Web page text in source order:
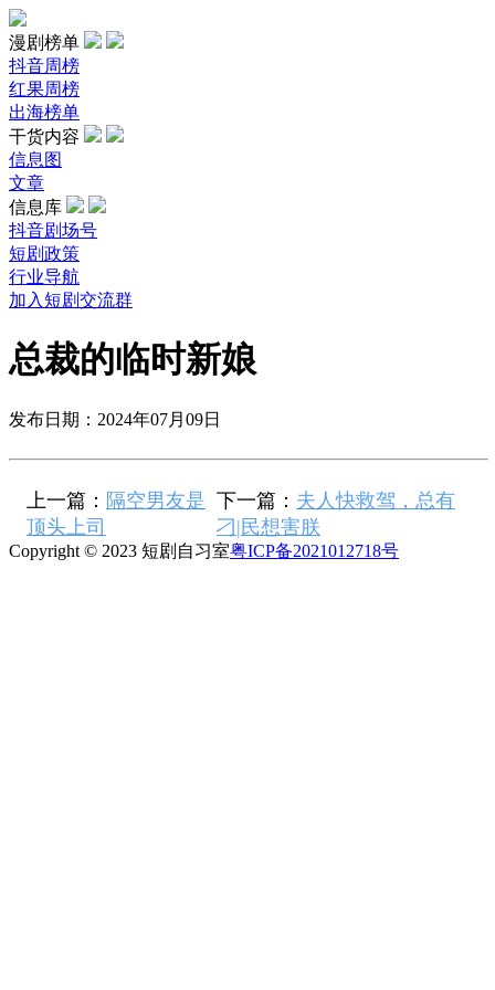
漫剧榜单
抖音周榜
红果周榜
出海榜单
干货内容
信息图
文章
信息库
抖音剧场号
短剧政策
行业导航
加入短剧交流群
总裁的临时新娘
发布日期：2024年07月09日
上一篇： 隔空男友是
顶头上司
下一篇： 夫人快救驾，总有
刁|民想害朕
Copyright © 2023 短剧自习室粤ICP备2021012718号